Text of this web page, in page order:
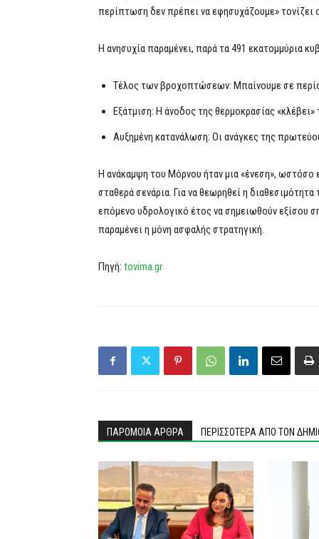
περίπτωση δεν πρέπει να εφησυχάζουμε» τονίζει
Η ανησυχία παραμένει, παρά τα 491 εκατομμύρια
Τέλος των βροχοπτώσεων: Μπαίνουμε σε
Εξάτμιση: Η άνοδος της θερμοκρασίας
Αυξημένη κατανάλωση: Οι ανάγκες της
Η ανάκαμψη του Μόρνου ήταν μια «ένεση», ωστόσο
σταθερά σενάρια. Για να θεωρηθεί η
επόμενο υδρολογικό έτος να σημειωθούν εξίσου
παραμένει η μόνη ασφαλής στρατηγική.
Πηγή: tovima.gr
ΠΑΡΟΜΟΙΑ ΑΡΘΡΑ ΠΕΡΙΣΣΟΤΕΡΑ ΑΠΟ ΤΟΝ